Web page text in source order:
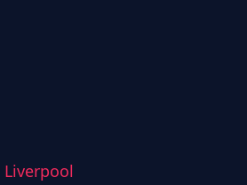
Liverpool